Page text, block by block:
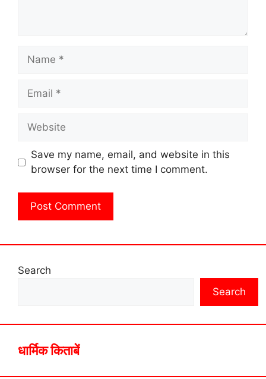
Name
Email
Website
Save my name, email, and website in this
browser for the next time I comment.
Search
Search
धार्मिक किताबें